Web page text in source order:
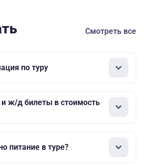
Смотреть все
по туру
и ж/д билеты в стоимость
питание в туре?